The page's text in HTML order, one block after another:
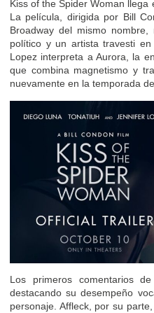
Kiss of the Spider Woman
La película, dirigida por Bill
Broadway del mismo
político y un artista travesti en
Lopez interpreta a Aurora, la
que combina magnetismo y
nuevamente en la temporada
Los primeros comentarios
destacando su desempeño
personaje. Affleck, por su